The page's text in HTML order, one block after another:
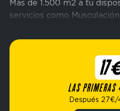
Más de 1.500 m2 a tu
servicios como
hidratación de bebidas,
¿Problemas con los
7 días de la
de 6:00 am a 1:00 am
*,
LAS PRIMERAS
Después 27€/